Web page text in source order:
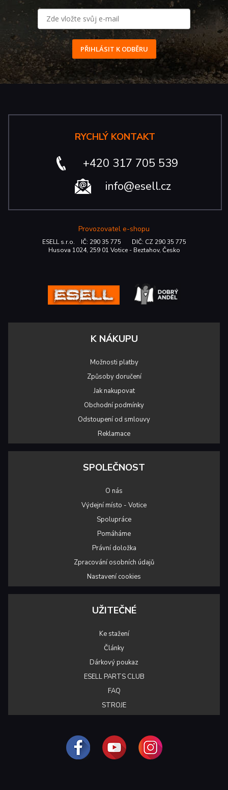
PŘIHLÁSIT K ODBĚRU
RYCHLÝ KONTAKT
+420 317 705 539
info@esell.cz
Provozovatel e-shopu
ESELL s.r.o. IČ: 290 35 775 DIČ: CZ 290 35 775
Husova 1024, 259 01 Votice - Beztahov, Česko
K NÁKUPU
Možnosti platby
Způsoby doručení
Jak nakupovat
Obchodní podmínky
Odstoupení od smlouvy
Reklamace
SPOLEČNOST
O nás
Výdejní místo - Votice
Spolupráce
Pomáháme
Právní doložka
Zpracování osobních údajů
Nastavení cookies
UŽITEČNÉ
Ke stažení
Články
Dárkový poukaz
ESELL PARTS CLUB
FAQ
STROJE